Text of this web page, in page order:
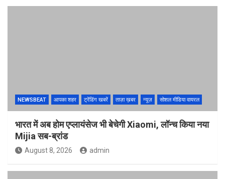
NEWSBEAT आपका शहर ट्रेंडिंग खबरें ताज़ा ख़बर न्यूज़ सोशल मीडिया वायरल
भारत में अब होम एप्लायंसेज भी बेचेगी Xiaomi, लॉन्च किया नया
Mijia सब-ब्रांड
August 8, 2026 admin